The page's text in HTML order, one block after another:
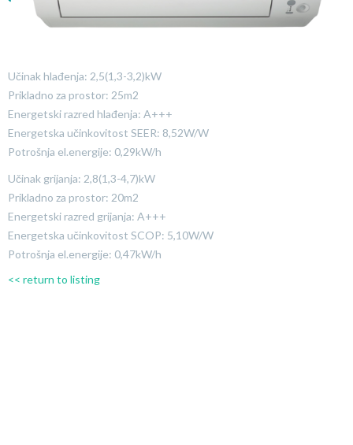
Učinak hlađenja: 2,5(1,3-3,2)kW
Prikladno za prostor: 25m2
Energetski razred hlađenja: A+++
Energetska učinkovitost SEER: 8,52W/W
Potrošnja el.energije: 0,29kW/h
Učinak grijanja: 2,8(1,3-4,7)kW
Prikladno za prostor: 20m2
Energetski razred grijanja: A+++
Energetska učinkovitost SCOP: 5,10W/W
Potrošnja el.energije: 0,47kW/h
<< return to listing